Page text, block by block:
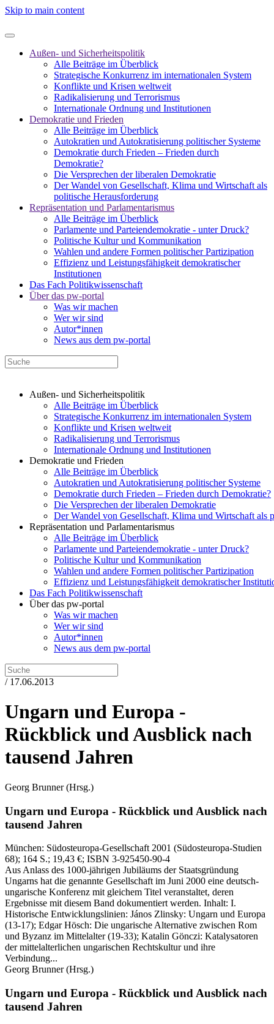
Skip to main content
Außen- und Sicherheitspolitik
Alle Beiträge im Überblick
Strategische Konkurrenz im internationalen System
Konflikte und Krisen weltweit
Radikalisierung und Terrorismus
Internationale Ordnung und Institutionen
Demokratie und Frieden
Alle Beiträge im Überblick
Autokratien und Autokratisierung politischer Systeme
Demokratie durch Frieden – Frieden durch
Demokratie?
Die Versprechen der liberalen Demokratie
Der Wandel von Gesellschaft, Klima und Wirtschaft als
politische Herausforderung
Repräsentation und Parlamentarismus
Alle Beiträge im Überblick
Parlamente und Parteiendemokratie - unter Druck?
Politische Kultur und Kommunikation
Wahlen und andere Formen politischer Partizipation
Effizienz und Leistungsfähigkeit demokratischer
Institutionen
Das Fach Politikwissenschaft
Über das pw-portal
Was wir machen
Wer wir sind
Autor*innen
News aus dem pw-portal
Außen- und Sicherheitspolitik
Alle Beiträge im Überblick
Strategische Konkurrenz im internationalen System
Konflikte und Krisen weltweit
Radikalisierung und Terrorismus
Internationale Ordnung und Institutionen
Demokratie und Frieden
Alle Beiträge im Überblick
Autokratien und Autokratisierung politischer Systeme
Demokratie durch Frieden – Frieden durch Demokratie?
Die Versprechen der liberalen Demokratie
Der Wandel von Gesellschaft, Klima und Wirtschaft als
Repräsentation und Parlamentarismus
Alle Beiträge im Überblick
Parlamente und Parteiendemokratie - unter Druck?
Politische Kultur und Kommunikation
Wahlen und andere Formen politischer Partizipation
Effizienz und Leistungsfähigkeit demokratischer
Das Fach Politikwissenschaft
Über das pw-portal
Was wir machen
Wer wir sind
Autor*innen
News aus dem pw-portal
/ 17.06.2013
Ungarn und Europa -
Rückblick und Ausblick nach
tausend Jahren
Georg Brunner(Hrsg.)
Ungarn und Europa - Rückblick und Ausblick nach
tausend Jahren
München: Südosteuropa-Gesellschaft 2001 (Südosteuropa-Studien
68); 164 S.; 19,43 €; ISBN 3-925450-90-4
Aus Anlass des 1000-jährigen Jubiläums der Staatsgründung
Ungarns hat die genannte Gesellschaft im Juni 2000 eine deutsch-
ungarische Konferenz mit gleichem Titel veranstaltet, deren
Ergebnisse mit diesem Band dokumentiert werden. Inhalt: I.
Historische Entwicklungslinien: János Zlinsky: Ungarn und Europa
(13-17); Edgar Hösch: Die ungarische Alternative zwischen Rom
und Byzanz im Mittelalter (19-33); Katalin Gönczi: Katalysatoren
der mittelalterlichen ungarischen Rechtskultur und ihre
Verbindung...
Georg Brunner(Hrsg.)
Ungarn und Europa - Rückblick und Ausblick nach
tausend Jahren